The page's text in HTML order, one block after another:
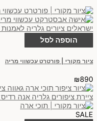
הוספה לסל
ציור מקורי | פורטרט עכשווי מריה
₪890
SALE